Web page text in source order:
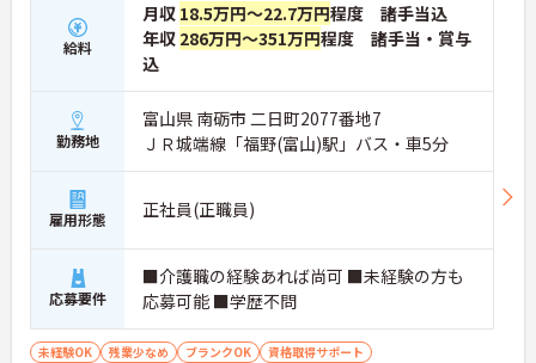
給料
月収 18.5万円～22.7万円程度 諸手当込
年収 286万円～351万円程度 諸手当・賞与
込
勤務地
富山県 南砺市 二日町2077番地7
ＪＲ城端線「福野(富山)駅」バス・車5分
雇用形態 正社員(正職員)
応募要件
■介護職の経験あれば尚可 ■未経験の方も
応募可能 ■学歴不問
未経験OK 残業少なめ ブランクOK
資格取得サポート